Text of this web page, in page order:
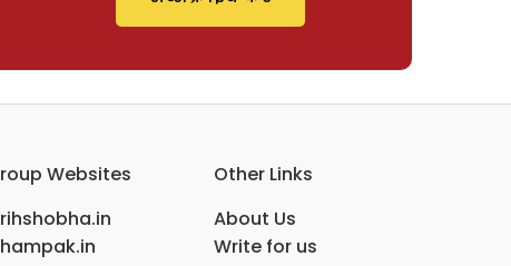
Websites
Other Links
About Us
Write for us